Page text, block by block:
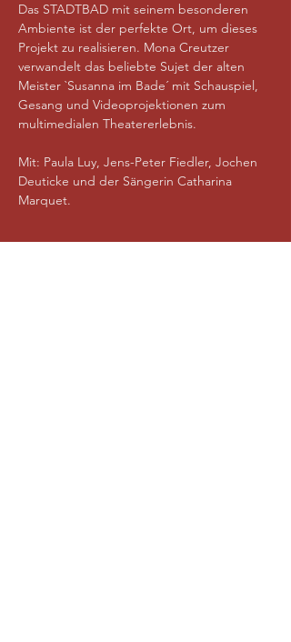
Das STADTBAD mit seinem besonderen
Ambiente ist der perfekte Ort, um dieses
Projekt zu realisieren. Mona Creutzer
verwandelt das beliebte Sujet der alten
Meister `Susanna im Bade´ mit Schauspiel,
Gesang und Videoprojektionen zum
multimedialen Theatererlebnis.
Mit: Paula Luy, Jens-Peter Fiedler, Jochen
Deuticke und der Sängerin Catharina
Marquet.